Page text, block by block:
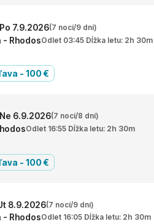
7.9.2026(7 nocí/9 dní)
- RhodosOdlet 03:45 Dĺžka letu: 2h 30m
- 100 €
6.9.2026(7 nocí/8 dní)
Odlet 16:55 Dĺžka letu: 2h 30m
- 100 €
8.9.2026(7 nocí/9 dní)
- RhodosOdlet 16:05 Dĺžka letu: 2h 30m